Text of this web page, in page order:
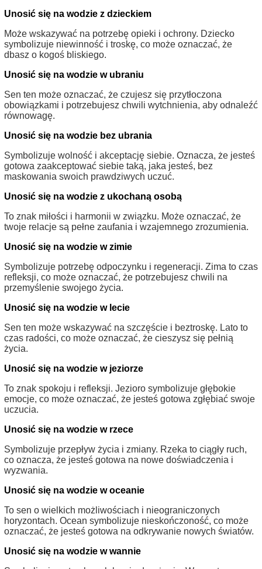
Unosić się na wodzie z dzieckiem
Może wskazywać na potrzebę opieki i ochrony. Dziecko
symbolizuje niewinność i troskę, co może oznaczać, że
dbasz o kogoś bliskiego.
Unosić się na wodzie w ubraniu
Sen ten może oznaczać, że czujesz się przytłoczona
obowiązkami i potrzebujesz chwili wytchnienia, aby odnaleźć
równowagę.
Unosić się na wodzie bez ubrania
Symbolizuje wolność i akceptację siebie. Oznacza, że jesteś
gotowa zaakceptować siebie taką, jaka jesteś, bez
maskowania swoich prawdziwych uczuć.
Unosić się na wodzie z ukochaną osobą
To znak miłości i harmonii w związku. Może oznaczać, że
twoje relacje są pełne zaufania i wzajemnego zrozumienia.
Unosić się na wodzie w zimie
Symbolizuje potrzebę odpoczynku i regeneracji. Zima to czas
refleksji, co może oznaczać, że potrzebujesz chwili na
przemyślenie swojego życia.
Unosić się na wodzie w lecie
Sen ten może wskazywać na szczęście i beztroskę. Lato to
czas radości, co może oznaczać, że cieszysz się pełnią
życia.
Unosić się na wodzie w jeziorze
To znak spokoju i refleksji. Jezioro symbolizuje głębokie
emocje, co może oznaczać, że jesteś gotowa zgłębiać swoje
uczucia.
Unosić się na wodzie w rzece
Symbolizuje przepływ życia i zmiany. Rzeka to ciągły ruch,
co oznacza, że jesteś gotowa na nowe doświadczenia i
wyzwania.
Unosić się na wodzie w oceanie
To sen o wielkich możliwościach i nieograniczonych
horyzontach. Ocean symbolizuje nieskończoność, co może
oznaczać, że jesteś gotowa na odkrywanie nowych światów.
Unosić się na wodzie w wannie